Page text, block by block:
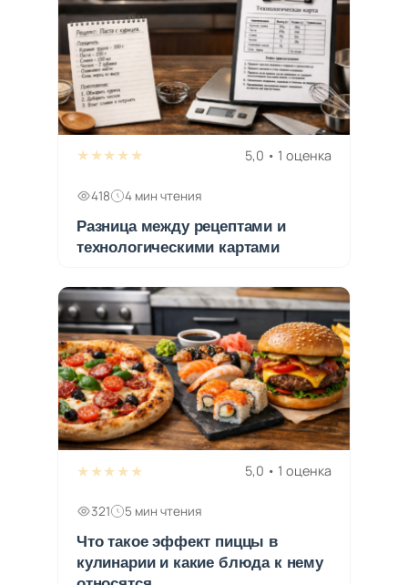
★★★★★ 5,0 • 1 оценка
418 4 мин чтения
Разница между рецептами и
технологическими картами
★★★★★ 5,0 • 1 оценка
321 5 мин чтения
Что такое эффект пиццы в
кулинарии и какие блюда к нему